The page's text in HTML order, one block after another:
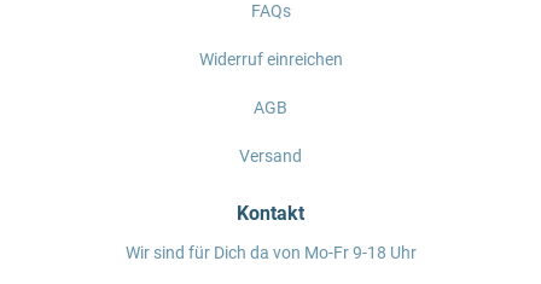
FAQs
Widerruf einreichen
AGB
Versand
Kontakt
Wir sind für Dich da von Mo-Fr 9-18 Uhr